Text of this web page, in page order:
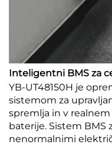
Inteligentni BMS za
YB-UT48150H je
sistemom za
spremlja in v
baterije. Sistem BMS
nenormalnimi